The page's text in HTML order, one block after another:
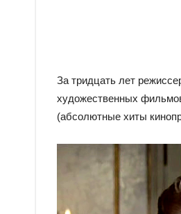
За тридцать лет
художественных
(абсолютные хиты